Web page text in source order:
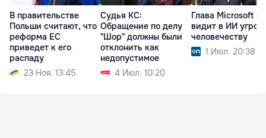
В правительстве
Польши считают, что
реформа ЕС
приведет к его
распаду
23 Ноя. 13:45
Судья КС:
Обращение по делу
"Шор" должны были
отклонить как
недопустимое
4 Июл. 10:20
Глава Microsoft не
видит в ИИ
человечеству
1 Июл. 20:38